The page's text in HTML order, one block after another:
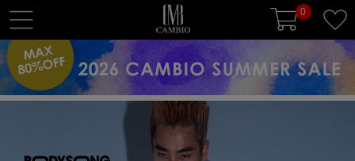
0
t
o
g
l